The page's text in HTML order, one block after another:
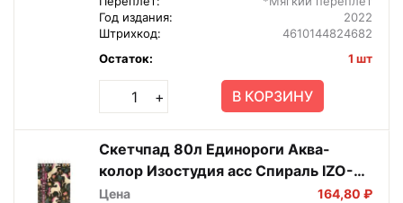
Год издания:
2022
Штрихкод:
4610144824682
Остаток:
1 шт
+ В КОРЗИНУ
Скетчпад 80л Единороги Аква-
колор Изостудия асс Спираль IZO-
SBS-0580
Цена 164,80 ₽